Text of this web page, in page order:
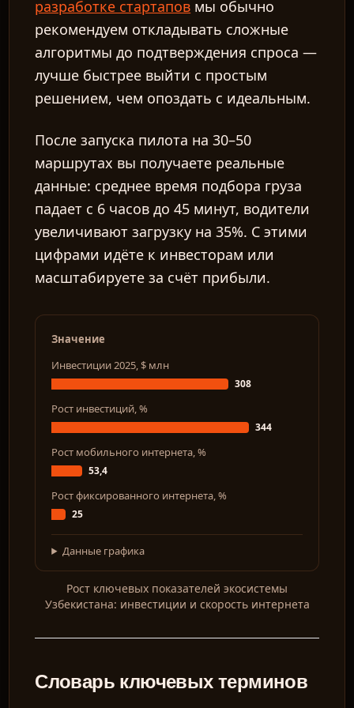
RU
разработке стартапов мы обычно
рекомендуем откладывать сложные
алгоритмы до подтверждения спроса —
лучше быстрее выйти с простым
решением, чем опоздать с идеальным.
После запуска пилота на 30–50
маршрутах вы получаете реальные
данные: среднее время подбора груза
падает с 6 часов до 45 минут, водители
увеличивают загрузку на 35%. С этими
цифрами идёте к инвесторам или
масштабируете за счёт прибыли.
Значение
Инвестиции 2025, $ млн
308
Рост инвестиций, %
344
Рост мобильного интернета, %
53,4
Рост фиксированного интернета, %
25
Данные графика
Рост ключевых показателей экосистемы
Узбекистана: инвестиции и скорость интернета
Словарь ключевых терминов